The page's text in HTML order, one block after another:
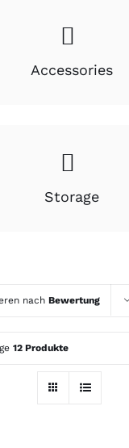
Accessories
Storage
nach Bewertung
12 Produkte